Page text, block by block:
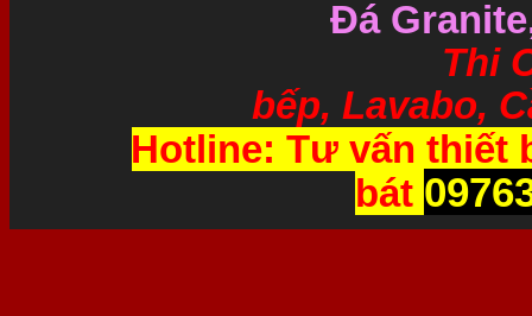
Đá
Thi Công và
bếp, Lavabo,
Hotline: Tư vấn thiết
bát